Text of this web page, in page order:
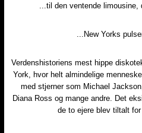
...til den ventende limousine,
...New Yorks
Verdenshistoriens mest hippe
York, hvor helt almindelige
med stjerner som Michael
Diana Ross og mange andre. Det
de to ejere blev tiltalt